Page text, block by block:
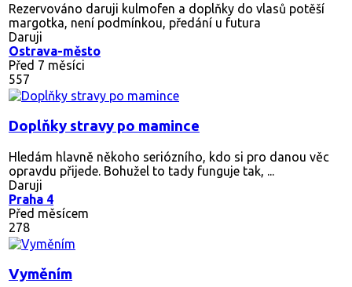
Rezervováno daruji kulmofen a doplňky do vlasů potěší
margotka, není podmínkou, předání u futura
Daruji
Ostrava-město
Před 7 měsíci
557
Doplňky stravy po mamince
Hledám hlavně někoho seriózního, kdo si pro danou věc
opravdu přijede. Bohužel to tady funguje tak, ...
Daruji
Praha 4
Před měsícem
278
Vyměním